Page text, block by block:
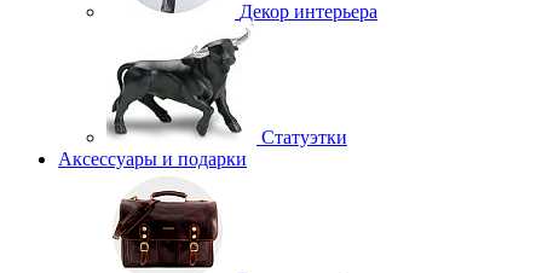
Декор интерьера
Статуэтки
Аксессуары и подарки